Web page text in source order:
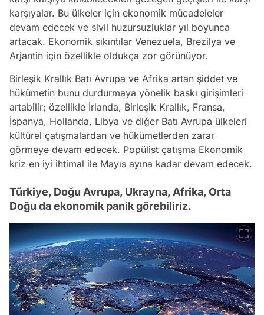
karşıyalar. Bu ülkeler için ekonomik mücadeleler
devam edecek ve sivil huzursuzluklar yıl boyunca
artacak. Ekonomik sıkıntılar Venezuela, Brezilya ve
Arjantin için özellikle oldukça zor görünüyor.
Birleşik Krallık Batı Avrupa ve Afrika artan şiddet ve
hükümetin bunu durdurmaya yönelik baskı girişimleri
artabilir; özellikle İrlanda, Birleşik Krallık, Fransa,
İspanya, Hollanda, Libya ve diğer Batı Avrupa ülkeleri
kültürel çatışmalardan ve hükümetlerden zarar
görmeye devam edecek. Popülist çatışma Ekonomik
kriz en iyi ihtimal ile Mayıs ayına kadar devam edecek.
Türkiye, Doğu Avrupa, Ukrayna, Afrika, Orta
Doğu da ekonomik panik görebiliriz.